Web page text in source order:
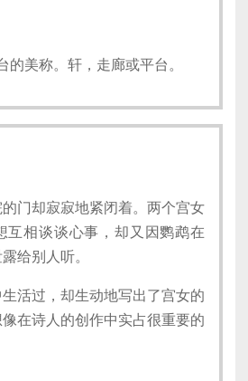
的美称。轩，走廊或平台。
门却寂寂地紧闭着。两个宫女
互相谈谈心事，却又因鹦鹉在
给别人听。
活过，却生动地写出了宫女的
在诗人的创作中实占很重要的